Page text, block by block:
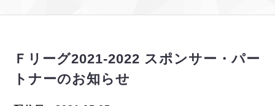
U-23選抜
メディア情報
フットサル日本代表
戦績表
警告・退場・出場停止選手
個人ランキング｜ゴール
エスポラーダ北海道
バルドラール浦安
アリーナ情報 ARENA
Ｆリーグ2021-2022 スポンサー・パー
トナーのお知らせ